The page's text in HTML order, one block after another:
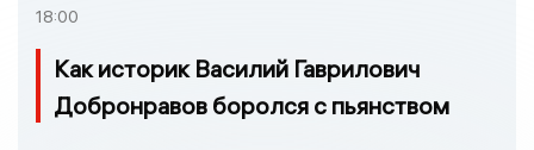
18:00
Как историк Василий Гаврилович
Добронравов боролся с пьянством